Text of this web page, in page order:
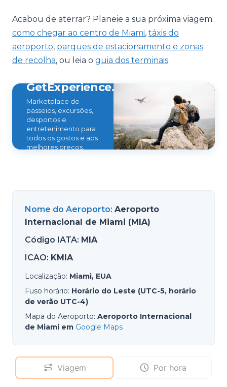
Acabou de aterrar? Planeie a sua próxima viagem:
como chegar ao centro de Miami, táxis do
aeroporto, parques de estacionamento e zonas
de recolha, ou leia o guia dos terminais.
GetExperience.com
Marketplace de
passeios, excursões,
desportos e
entretenimento para
todos os gostos e aos
melhores preços.
Nome do Aeroporto: Aeroporto
Internacional de Miami (MIA)
Código IATA: MIA
ICAO: KMIA
Localização: Miami, EUA
Fuso horário: Horário do Leste (UTC-5, horário
de verão UTC-4)
Mapa do Aeroporto: Aeroporto Internacional
de Miami em Google Maps